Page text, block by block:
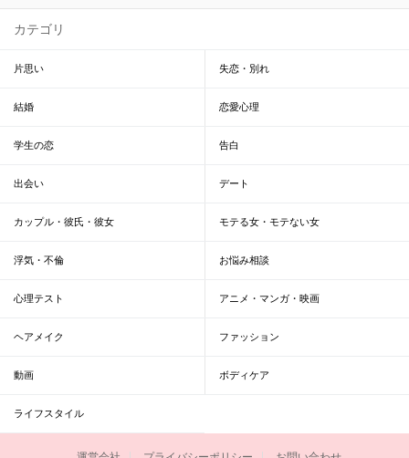
カテゴリ
片思い 失恋・別れ
結婚 恋愛心理
学生の恋 告白
出会い デート
カップル・彼氏・彼女 モテる女・モテない女
浮気・不倫 お悩み相談
心理テスト アニメ・マンガ・映画
ヘアメイク ファッション
動画 ボディケア
ライフスタイル